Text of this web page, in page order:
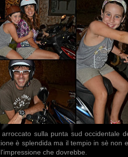
arroccato sulla punta sud occidentale
è splendida ma il tempio in sè non
che dovrebbe.